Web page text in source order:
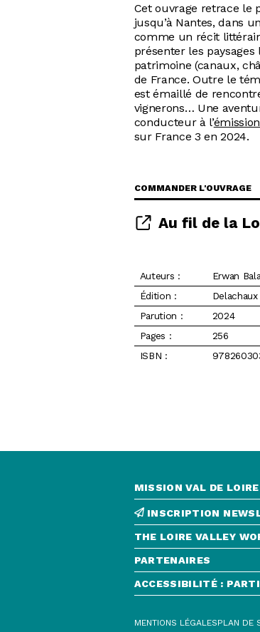
Cet ouvrage retrace le
jusqu’à Nantes, dans
comme un récit
présenter les paysages
patrimoine (canaux,
de France. Outre le
est émaillé de
vignerons… Une
conducteur à l’
sur France 3 en 2024.
COMMANDER L'OUVRAGE
Au fil de la
Auteurs :
Erwan
Édition :
Parution :
2024
Pages :
256
ISBN :
MISSION VAL DE
INSCRIPTION
THE LOIRE VALLEY
PARTENAIRES
ACCESSIBILITÉ :
MENTIONS LÉGALESPLAN DE
CONTACT
INSCRIPTION NEWSLETTER
THE LOIRE VALLEY WORLD
PARTENAIRES